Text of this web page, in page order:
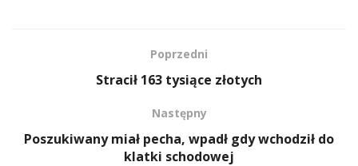
Poprzedni
Stracił 163 tysiące złotych
Następny
Poszukiwany miał pecha, wpadł gdy wchodził do
klatki schodowej